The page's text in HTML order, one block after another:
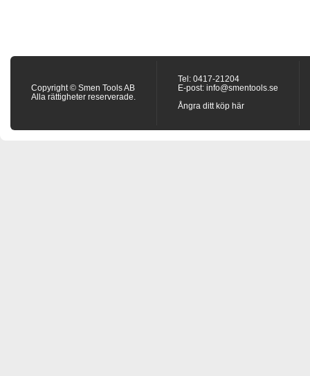
Copyright © Smen Tools AB
Alla rättigheter reserverade.
Tel: 0417-21204
E-post: info@smentools.se
Ångra ditt köp här